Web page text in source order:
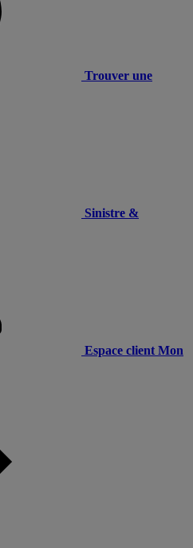
Trouver une
Sinistre &
Espace client Mon